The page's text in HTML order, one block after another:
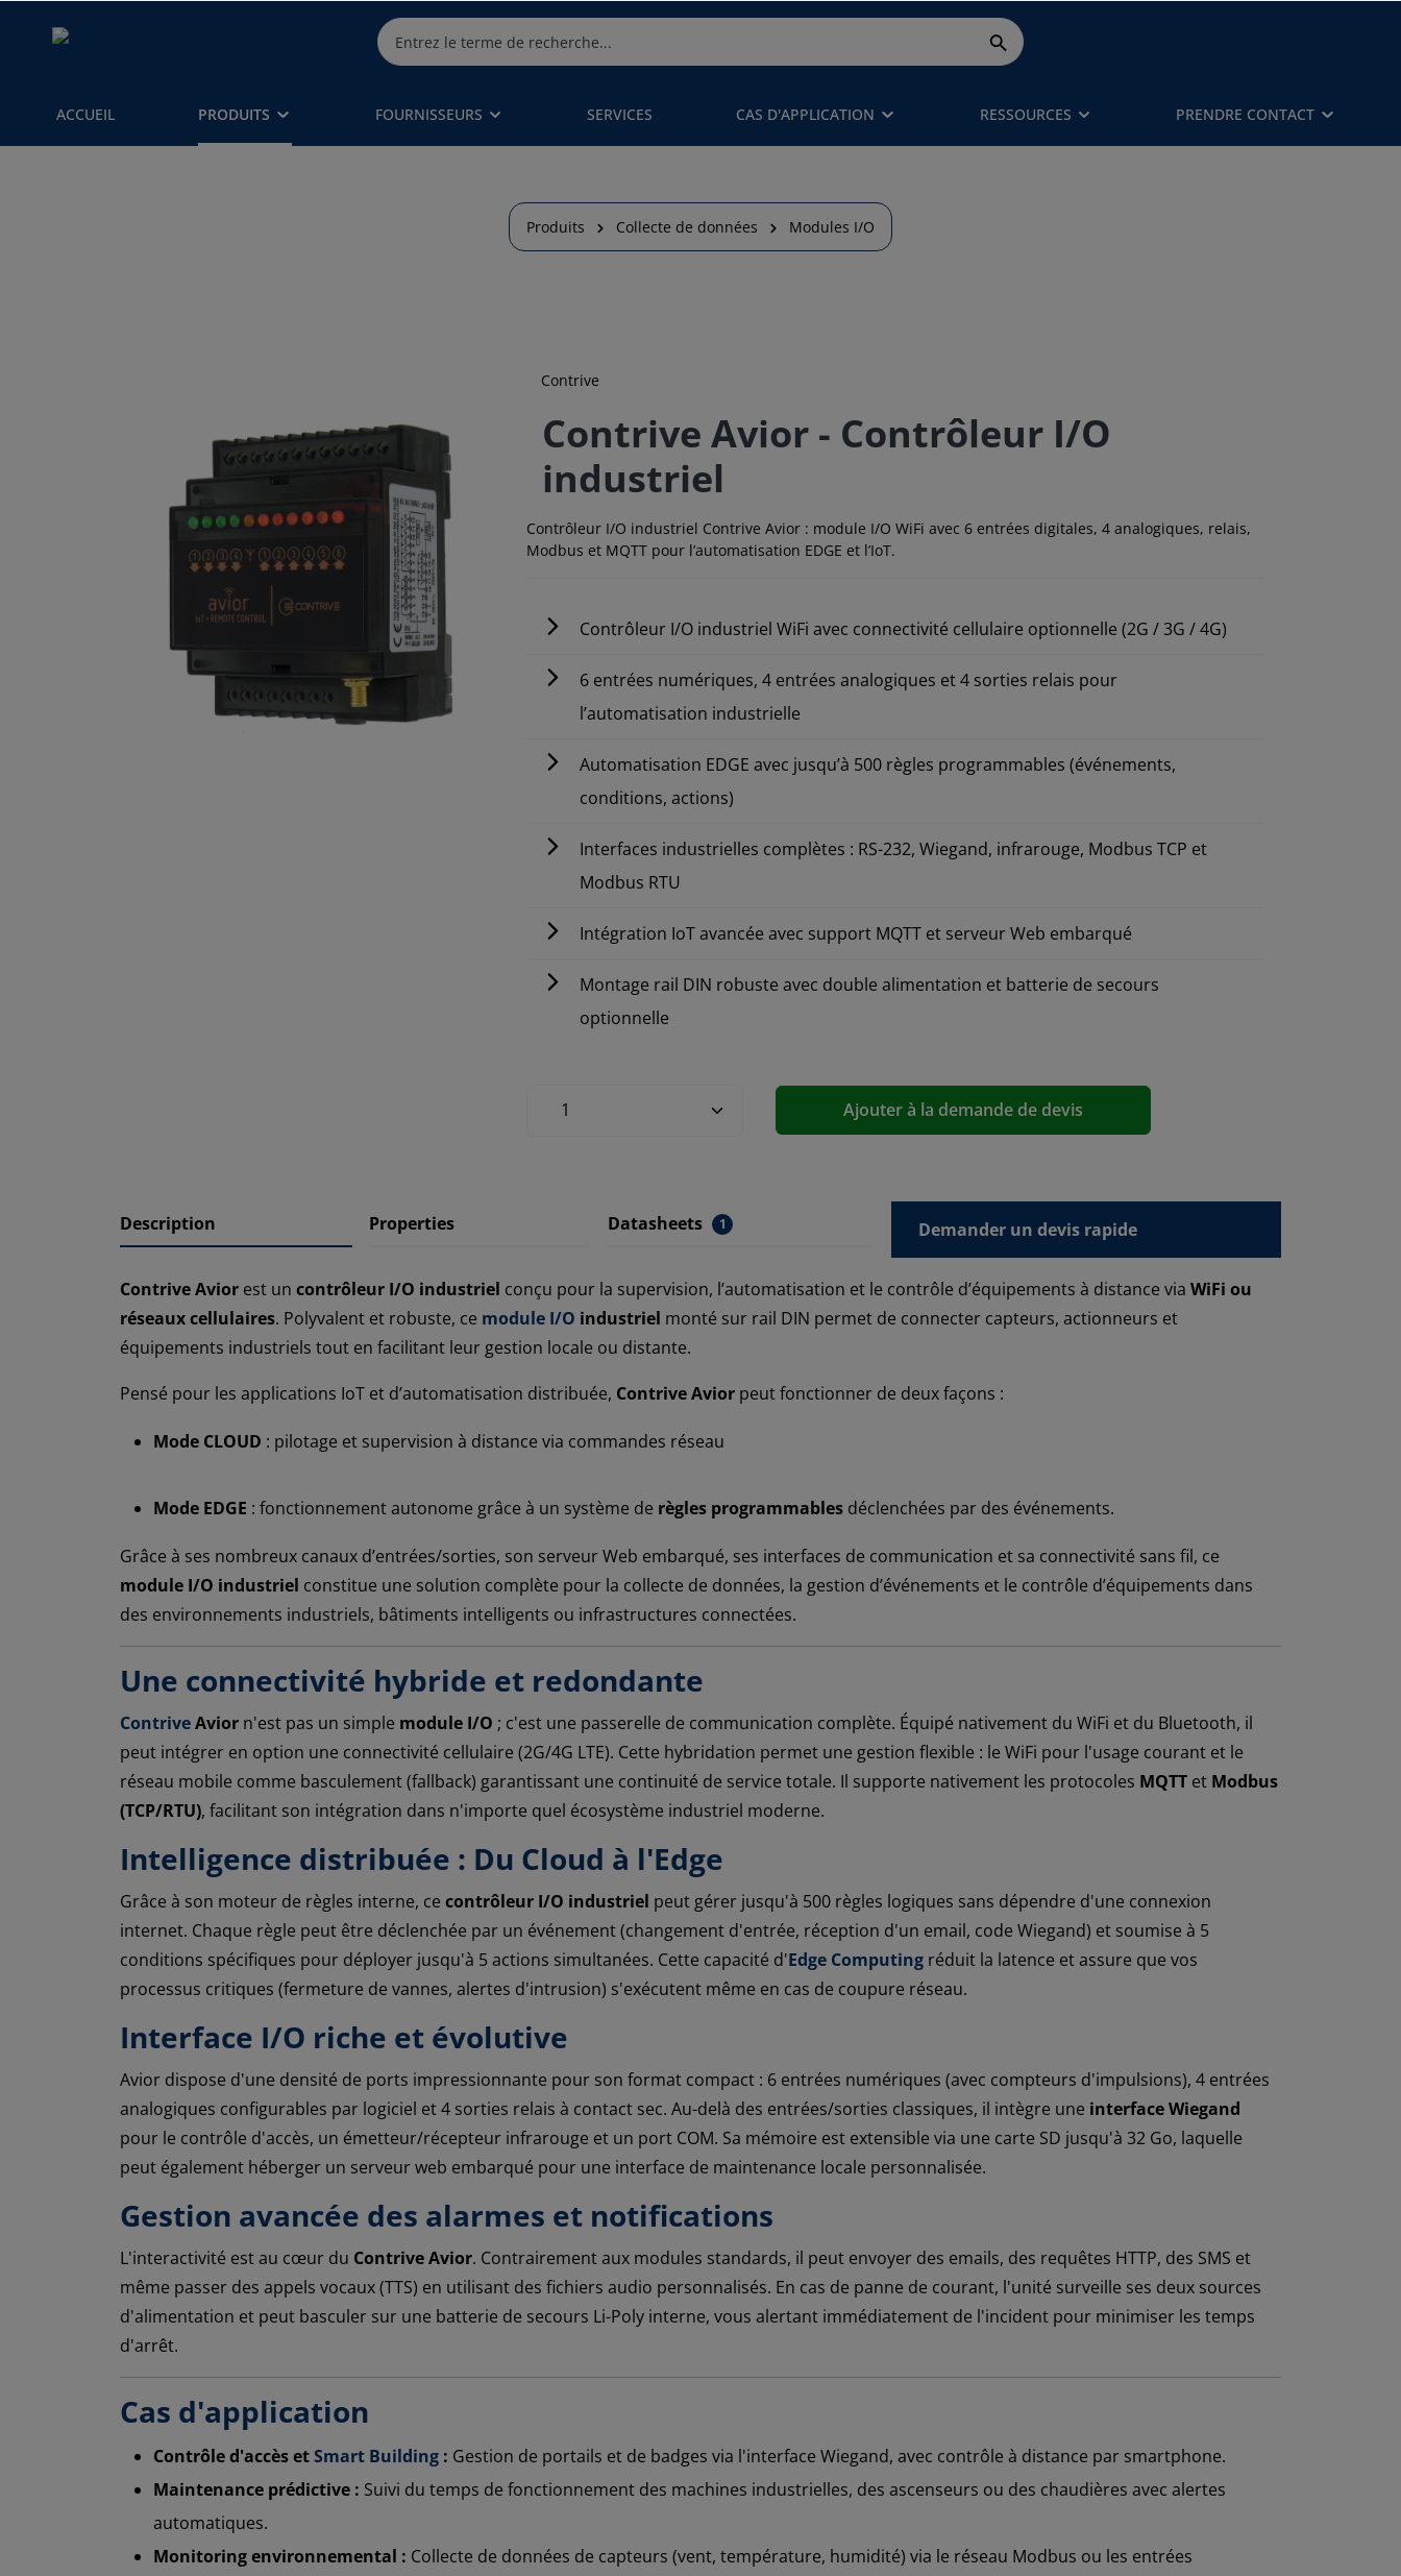
ACCUEIL PRODUITS FOURNISSEURS SERVICES CAS D'APPLICATION RESSOURCES PRENDRE CONTACT
Produits Collecte de données Modules I/O
Contrive
Contrive Avior - Contrôleur I/O
industriel
Contrôleur I/O industriel Contrive Avior : module I/O WiFi avec 6 entrées digitales, 4 analogiques, relais,
Modbus et MQTT pour l’automatisation EDGE et l’IoT.
Contrôleur I/O industriel WiFi avec connectivité cellulaire optionnelle (2G / 3G / 4G)
6 entrées numériques, 4 entrées analogiques et 4 sorties relais pour
l’automatisation industrielle
Automatisation EDGE avec jusqu’à 500 règles programmables (événements,
conditions, actions)
Interfaces industrielles complètes : RS-232, Wiegand, infrarouge, Modbus TCP et
Modbus RTU
Intégration IoT avancée avec support MQTT et serveur Web embarqué
Montage rail DIN robuste avec double alimentation et batterie de secours
optionnelle
Ajouter à la demande de devis
Description Properties Datasheets 1 Demander un devis rapide
Contrive Avior est un contrôleur I/O industriel conçu pour la supervision, l’automatisation et le contrôle d’équipements à distance via WiFi ou
réseaux cellulaires. Polyvalent et robuste, ce module I/O industriel monté sur rail DIN permet de connecter capteurs, actionneurs et
équipements industriels tout en facilitant leur gestion locale ou distante.
Pensé pour les applications IoT et d’automatisation distribuée, Contrive Avior peut fonctionner de deux façons :
Mode CLOUD : pilotage et supervision à distance via commandes réseau
Mode EDGE : fonctionnement autonome grâce à un système de règles programmables déclenchées par des événements.
Grâce à ses nombreux canaux d’entrées/sorties, son serveur Web embarqué, ses interfaces de communication et sa connectivité sans fil, ce
module I/O industriel constitue une solution complète pour la collecte de données, la gestion d’événements et le contrôle d’équipements dans
des environnements industriels, bâtiments intelligents ou infrastructures connectées.
Une connectivité hybride et redondante
ContriveAvior n'est pas un simple module I/O ; c'est une passerelle de communication complète. Équipé nativement du WiFi et du Bluetooth, il
peut intégrer en option une connectivité cellulaire (2G/4G LTE). Cette hybridation permet une gestion flexible : le WiFi pour l'usage courant et le
réseau mobile comme basculement (fallback) garantissant une continuité de service totale. Il supporte nativement les protocoles MQTT et Modbus
(TCP/RTU), facilitant son intégration dans n'importe quel écosystème industriel moderne.
Intelligence distribuée : Du Cloud à l'Edge
Grâce à son moteur de règles interne, ce contrôleur I/O industriel peut gérer jusqu'à 500 règles logiques sans dépendre d'une connexion
internet. Chaque règle peut être déclenchée par un événement (changement d'entrée, réception d'un email, code Wiegand) et soumise à 5
conditions spécifiques pour déployer jusqu'à 5 actions simultanées. Cette capacité d'Edge Computing réduit la latence et assure que vos
processus critiques (fermeture de vannes, alertes d'intrusion) s'exécutent même en cas de coupure réseau.
Interface I/O riche et évolutive
Avior dispose d'une densité de ports impressionnante pour son format compact : 6 entrées numériques (avec compteurs d'impulsions), 4 entrées
analogiques configurables par logiciel et 4 sorties relais à contact sec. Au-delà des entrées/sorties classiques, il intègre une interface Wiegand
pour le contrôle d'accès, un émetteur/récepteur infrarouge et un port COM. Sa mémoire est extensible via une carte SD jusqu'à 32 Go, laquelle
peut également héberger un serveur web embarqué pour une interface de maintenance locale personnalisée.
Gestion avancée des alarmes et notifications
L'interactivité est au cœur du Contrive Avior. Contrairement aux modules standards, il peut envoyer des emails, des requêtes HTTP, des SMS et
même passer des appels vocaux (TTS) en utilisant des fichiers audio personnalisés. En cas de panne de courant, l'unité surveille ses deux sources
d'alimentation et peut basculer sur une batterie de secours Li-Poly interne, vous alertant immédiatement de l'incident pour minimiser les temps
d'arrêt.
Cas d'application
Contrôle d'accès etSmart Building : Gestion de portails et de badges via l'interface Wiegand, avec contrôle à distance par smartphone.
Maintenance prédictive : Suivi du temps de fonctionnement des machines industrielles, des ascenseurs ou des chaudières avec alertes
automatiques.
Monitoring environnemental : Collecte de données de capteurs (vent, température, humidité) via le réseau Modbus ou les entrées